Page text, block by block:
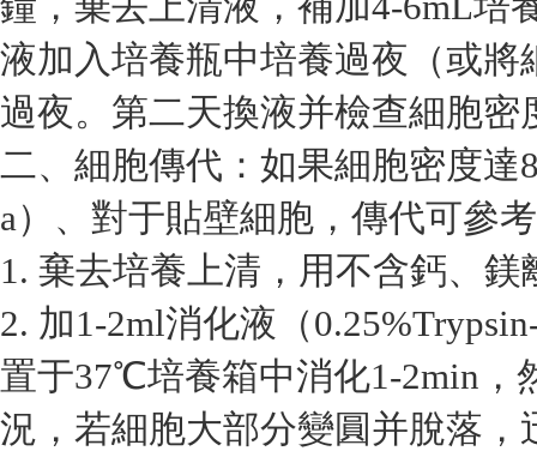
液加入培養瓶中培養過夜（或
過夜。第二天換液并檢查細胞密
二、細胞傳代：如果細胞密度達
a）、對于貼壁細胞，傳代可參
1. 棄去培養上清，用不含鈣、鎂
2. 加1-2ml消化液（
置于37℃培養箱中消化1-2min，
況，若細胞大部分變圓并脫落